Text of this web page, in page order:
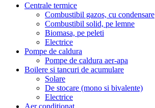
Centrale termice
Combustibil gazos, cu condensare
Combustibil solid, pe lemne
Biomasa, pe peleti
Electrice
Pompe de caldura
Pompe de caldura aer-apa
Boilere si tancuri de acumulare
Solare
De stocare (mono si bivalente)
Electrice
Aer conditionat